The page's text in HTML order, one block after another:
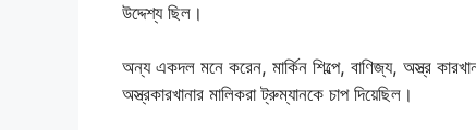
উদ্দেশ্য ছিল।
অন্য একদল মনে করেন, মার্কিন শিল্পে, বাণিজ্য, অস্ত্র
অস্ত্রকারখানার মালিকরা ট্রুম্যানকে চাপ দিয়েছিল।